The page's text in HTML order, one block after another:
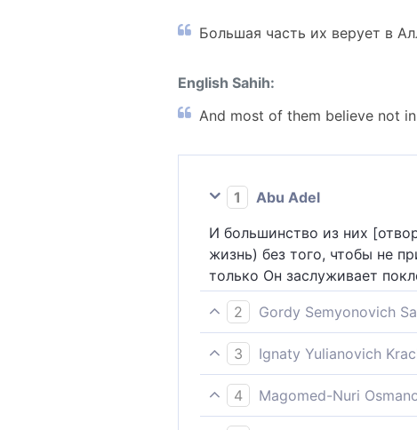
Большая часть их верует в
English Sahih:
And most of them believe not
1
Abu Adel
И большинство из них
жизнь) без того, чтобы не
только Он заслуживает
2
Gordy Semyonovich
Многие веруют в Бога не
3
Ignaty Yulianovich
Не верует большая часть
4
Magomed-Nuri